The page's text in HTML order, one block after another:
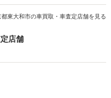
都東大和市の車買取・車査定店舗を見る
店舗